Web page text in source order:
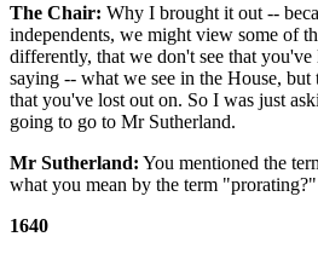
The Chair: Why I brought it out --
independents, we might view some of
differently, that we don't see that
saying -- what we see in the House, but
that you've lost out on. So I was just
going to go to Mr Sutherland.
Mr Sutherland: You mentioned the
what you mean by the term "prorating?"
1640